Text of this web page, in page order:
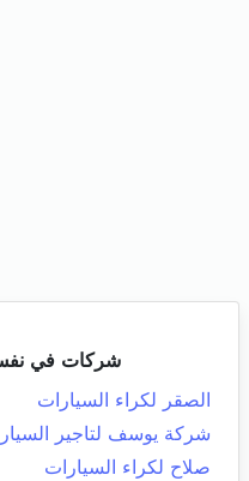
شركات في
الصقر لكراء السيارات
شركة يوسف لتاجير
صلاح لكراء السيارات